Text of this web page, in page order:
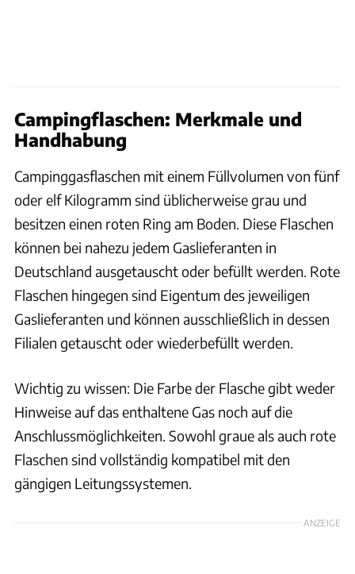
Campingflaschen: Merkmale und
Handhabung
Campinggasflaschen mit einem Füllvolumen von fünf
oder elf Kilogramm sind üblicherweise grau und
besitzen einen roten Ring am Boden. Diese Flaschen
können bei nahezu jedem Gaslieferanten in
Deutschland ausgetauscht oder befüllt werden. Rote
Flaschen hingegen sind Eigentum des jeweiligen
Gaslieferanten und können ausschließlich in dessen
Filialen getauscht oder wiederbefüllt werden.
Wichtig zu wissen: Die Farbe der Flasche gibt weder
Hinweise auf das enthaltene Gas noch auf die
Anschlussmöglichkeiten. Sowohl graue als auch rote
Flaschen sind vollständig kompatibel mit den
gängigen Leitungssystemen.
ANZEIGE